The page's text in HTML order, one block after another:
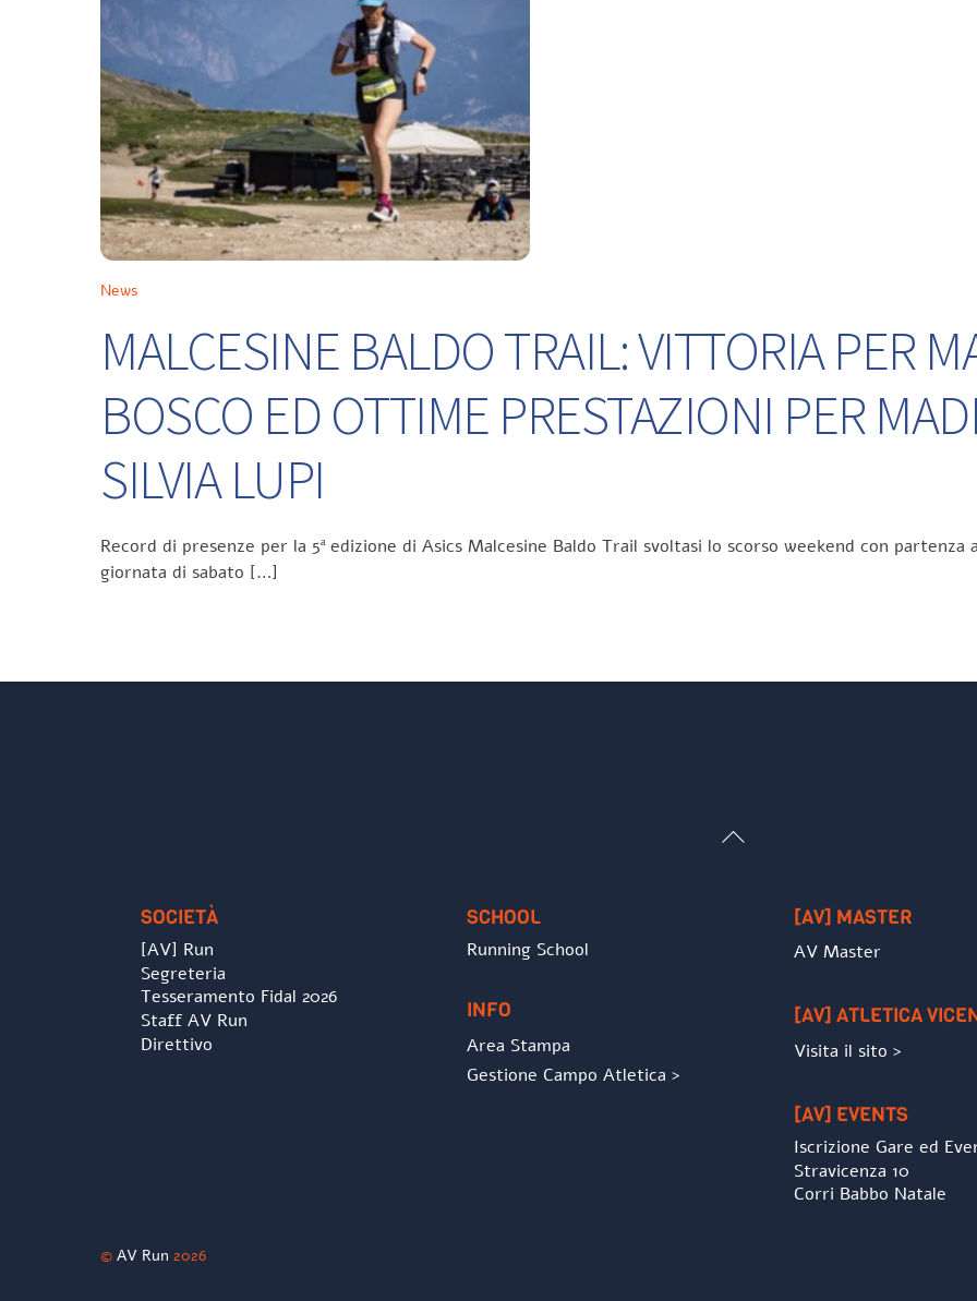
News
MALCESINE BALDO TRAIL: VITTORIA PER
BOSCO ED OTTIME PRESTAZIONI PER
SILVIA LUPI
Record di presenze per la 5ª edizione di Asics Malcesine Baldo Trail svoltasi lo scorso weekend con
giornata di sabato […]
Back
SOCIETÀ
[AV] Run
Segreteria
Tesseramento Fidal 2026
Staff AV Run
Direttivo
SCHOOL
Running School
INFO
Area Stampa
Gestione Campo Atletica >
[AV] MASTER
AV Master
[AV] ATLETICA
Visita il sito >
[AV] EVENTS
Iscrizione Gare ed
Stravicenza 10
Corri Babbo Natale
© AV Run 2026